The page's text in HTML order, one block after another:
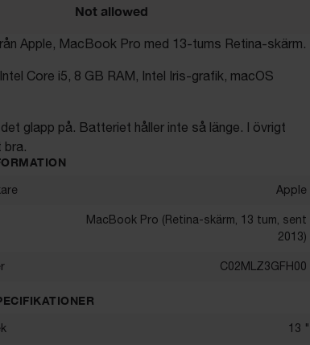
Not allowed
Apple, MacBook Pro med 13-tums Retina-skärm.
Core i5, 8 GB RAM, Intel Iris-grafik, macOS
glapp på. Batteriet håller inte så länge. I övrigt
Apple
MacBook Pro (Retina-skärm, 13 tum, sent
2013)
C02MLZ3GFH00
13 "